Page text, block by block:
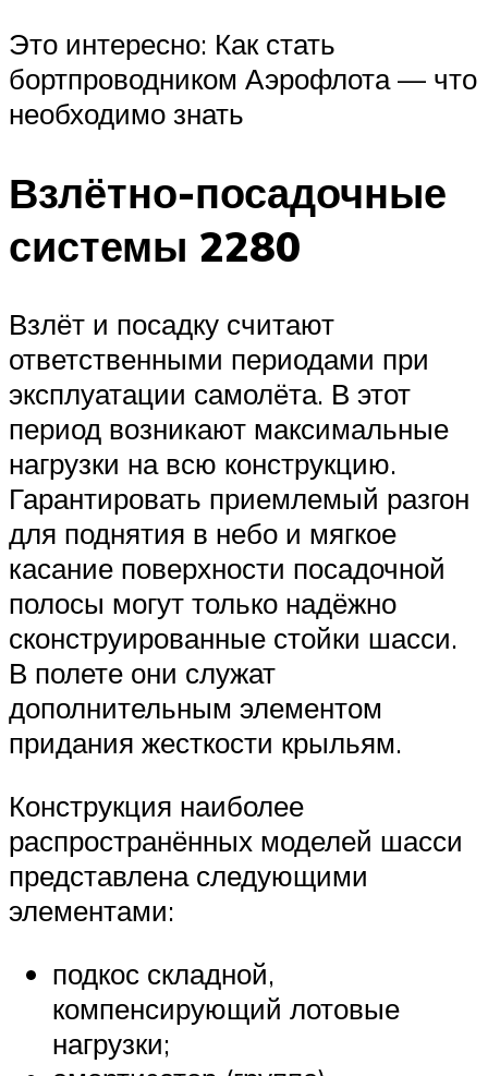
Это интересно: Как стать
бортпроводником Аэрофлота — что
необходимо знать
Взлётно-посадочные
системы 2280
Взлёт и посадку считают
ответственными периодами при
эксплуатации самолёта. В этот
период возникают максимальные
нагрузки на всю конструкцию.
Гарантировать приемлемый разгон
для поднятия в небо и мягкое
касание поверхности посадочной
полосы могут только надёжно
сконструированные стойки шасси.
В полете они служат
дополнительным элементом
придания жесткости крыльям.
Конструкция наиболее
распространённых моделей шасси
представлена следующими
элементами:
подкос складной,
компенсирующий лотовые
нагрузки;